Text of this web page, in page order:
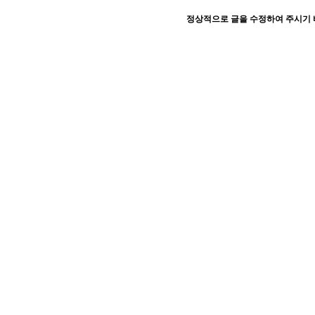
정상적으로 글을 수정하여 주시기